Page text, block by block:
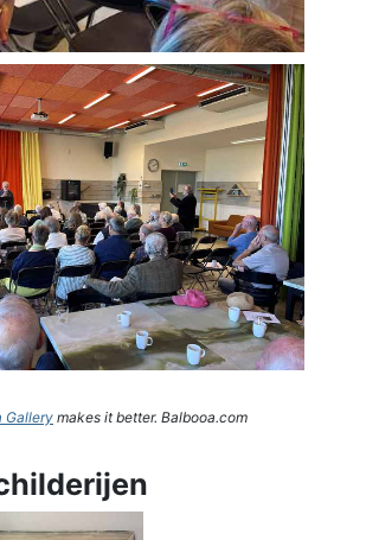
Gallery makes it better. Balbooa.com